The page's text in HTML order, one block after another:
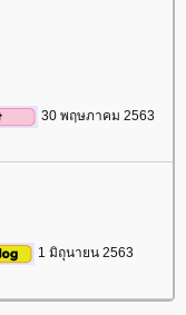
30 พฤษภาคม 2563
1 มิถุนายน 2563